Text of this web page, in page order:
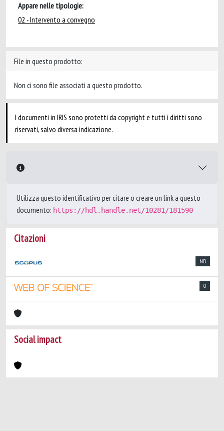
Appare nelle tipologie:
02 - Intervento a convegno
File in questo prodotto:
Non ci sono file associati a questo prodotto.
I documenti in IRIS sono protetti da copyright e tutti i diritti sono
riservati, salvo diversa indicazione.
Utilizza questo identificativo per citare o creare un link a questo
documento: https://hdl.handle.net/10281/181590
Citazioni
ND
0
Social impact